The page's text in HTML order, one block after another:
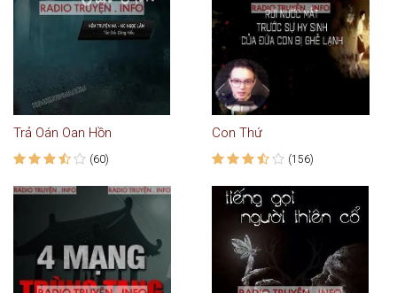
Trả Oán Oan Hồn
(60)
Con Thứ
(156)